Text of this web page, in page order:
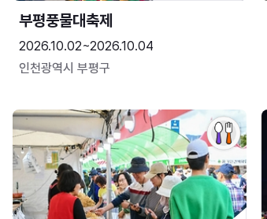
부평풍물대축제
2026.10.02~2026.10.04
인천광역시 부평구